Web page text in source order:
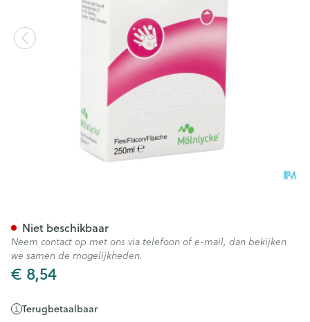
€ 8,54
Terugbetaalbaar
Niet beschikbaar
Neem contact op met ons via telefoon of e-mail, dan bekijken
we samen de mogelijkheden.